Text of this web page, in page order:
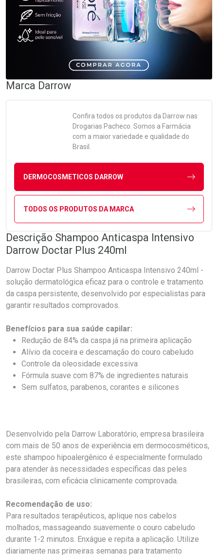
Marca Darrow
Confira todos os produtos da Darrow nas
Drogarias Pacheco. Somos a Farmácia
com a maior variedade e qualidade do
Brasil.
DERMOCOSMETICOS DARROW
TODOS OS PRODUTOS DA MARCA
Descrição Shampoo Anticaspa Intensivo
Darrow Doctar Plus 240ml
Darrow Doctar Plus Shampoo Anticaspa Intensivo 240ml -
solução dermatológica eficaz para o controle e tratamento
da caspa persistente, desenvolvido por especialistas para
garantir resultados comprovados.
Benefícios para sua saúde capilar:
Redução de 84% da caspa já na primeira aplicação
Alívio da coceira e descamação do couro cabeludo
Controle da oleosidade excessiva
Fórmula suave com 87% de ingredientes naturais
Sem sulfatos, parabenos, corantes e silicones
Desenvolvido pela Darrow Laboratório, empresa brasileira
com mais de 50 anos de experiência em dermocosméticos,
este shampoo hipoalergênico é especialmente formulado
para atender às necessidades específicas das peles
brasileiras, com eficácia clinicamente comprovada.
Recomendação de uso:
Para resultados terapêuticos, aplique nos cabelos
molhados, massageando suavemente o couro cabeludo
durante 1-2 minutos. Enxágue e repita a aplicação. Utilize
diariamente nas primeiras semanas para tratamento